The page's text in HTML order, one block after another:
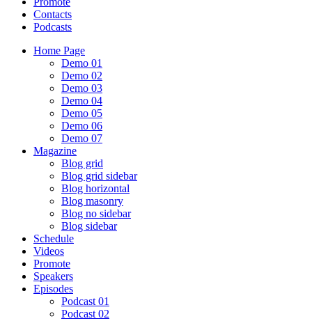
Contacts
Podcasts
Home Page
Demo 01
Demo 02
Demo 03
Demo 04
Demo 05
Demo 06
Demo 07
Magazine
Blog grid
Blog grid sidebar
Blog horizontal
Blog masonry
Blog no sidebar
Blog sidebar
Schedule
Videos
Promote
Speakers
Episodes
Podcast 01
Podcast 02